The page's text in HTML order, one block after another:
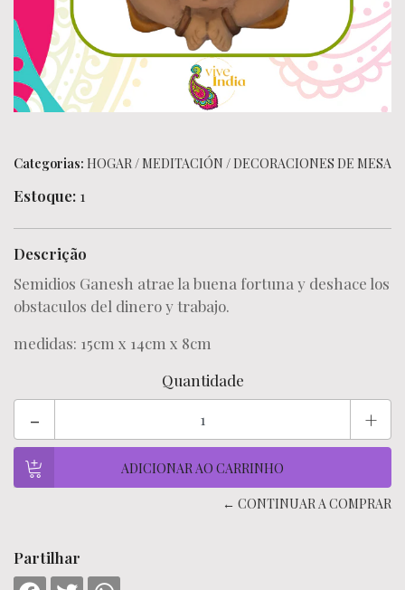
Categorias: HOGAR/ MEDITACIÓN /DECORACIONES DE MESA
Estoque: 1
Descrição
Semidios Ganesh atrae la buena fortuna y deshace los
obstaculos del dinero y trabajo.
medidas: 15cm x 14cm x 8cm
Quantidade
- +
← CONTINUAR A COMPRAR
Partilhar